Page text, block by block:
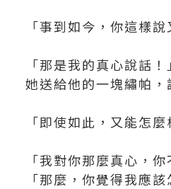
「事到如今，你這樣
「那是我的真心說話
她送給他的一塊繡帕
「即使如此，又能怎
「我對你那麼真心，
「那麼，你覺得我應